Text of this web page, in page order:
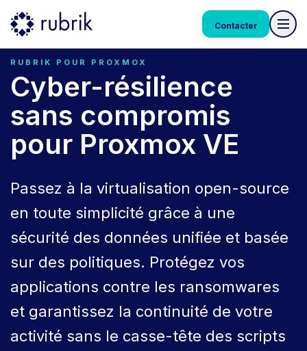
Contacter
RUBRIK POUR PROXMOX
Cyber-résilience
sans compromis
pour Proxmox VE
Passez à la virtualisation open-source
en toute simplicité grâce à une
sécurité des données unifiée et basée
sur des politiques. Protégez vos
applications contre les ransomwares
et garantissez la continuité de votre
activité sans le casse-tête des scripts